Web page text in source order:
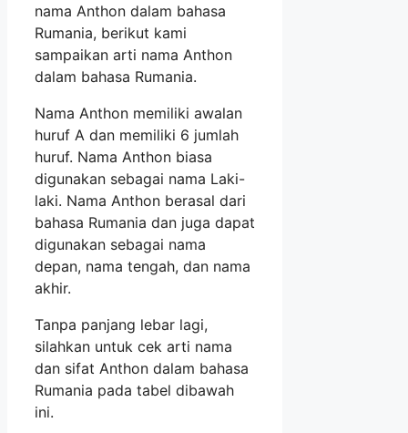
nama Anthon dalam bahasa
Rumania, berikut kami
sampaikan arti nama Anthon
dalam bahasa Rumania.
Nama Anthon memiliki awalan
huruf A dan memiliki 6 jumlah
huruf. Nama Anthon biasa
digunakan sebagai nama Laki-
laki. Nama Anthon berasal dari
bahasa Rumania dan juga dapat
digunakan sebagai nama
depan, nama tengah, dan nama
akhir.
Tanpa panjang lebar lagi,
silahkan untuk cek arti nama
dan sifat Anthon dalam bahasa
Rumania pada tabel dibawah
ini.